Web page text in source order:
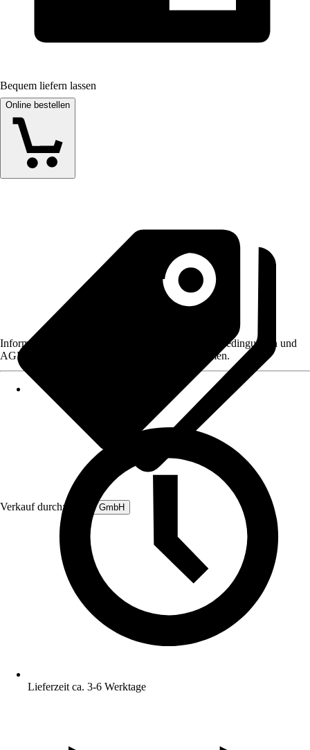
Bequem liefern lassen
Online bestellen
Verkauf durch: Femer GmbH
Informationen des Verkäufers, wie z. B. Rückgabebedingungen und
AGB, finden Sie bei Klick auf den Verkäufernamen.
Lieferzeit ca. 3-6 Werktage